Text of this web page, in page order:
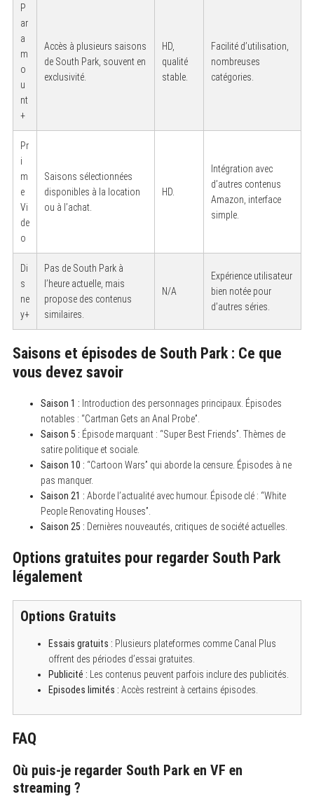
P
ar
a
m
o
u
nt
+
Accès à plusieurs saisons
de South Park, souvent en
exclusivité.
HD,
qualité
stable.
Facilité d’utilisation,
nombreuses
catégories.
Pr
i
m
e
Vi
de
o
Saisons sélectionnées
disponibles à la location
ou à l’achat.
HD.
Intégration avec
d’autres contenus
Amazon, interface
simple.
Di
s
ne
y+
Pas de South Park à
l’heure actuelle, mais
propose des contenus
similaires.
N/A
Expérience utilisateur
bien notée pour
d’autres séries.
Saisons et épisodes de South Park : Ce que
vous devez savoir
Saison 1 : Introduction des personnages principaux. Épisodes
notables : “Cartman Gets an Anal Probe”.
Saison 5 : Épisode marquant : “Super Best Friends”. Thèmes de
satire politique et sociale.
Saison 10 : “Cartoon Wars” qui aborde la censure. Épisodes à ne
pas manquer.
Saison 21 : Aborde l’actualité avec humour. Épisode clé : “White
People Renovating Houses”.
Saison 25 : Dernières nouveautés, critiques de société actuelles.
Options gratuites pour regarder South Park
légalement
Options Gratuits
Essais gratuits : Plusieurs plateformes comme Canal Plus
offrent des périodes d’essai gratuites.
Publicité : Les contenus peuvent parfois inclure des publicités.
Episodes limités : Accès restreint à certains épisodes.
FAQ
Où puis-je regarder South Park en VF en
streaming ?
S